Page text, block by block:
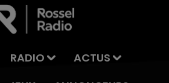
RADIO
ACTUS